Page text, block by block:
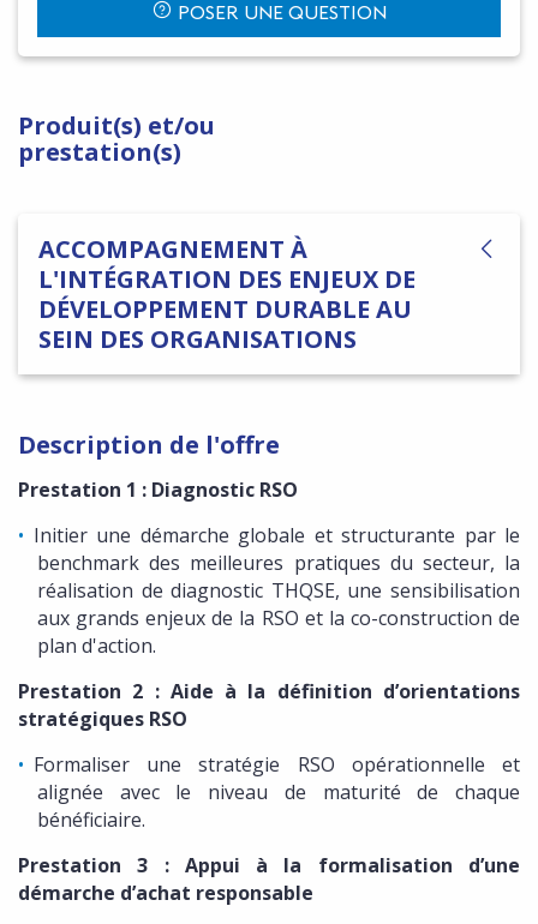
POSER UNE QUESTION
Produit(s) et/ou
prestation(s)
ACCOMPAGNEMENT À
L'INTÉGRATION DES ENJEUX DE
DÉVELOPPEMENT DURABLE AU
SEIN DES ORGANISATIONS
Description de l'offre
Prestation 1 : Diagnostic RSO
Initier une démarche globale et structurante par le
benchmark des meilleures pratiques du secteur, la
réalisation de diagnostic THQSE, une sensibilisation
aux grands enjeux de la RSO et la co-construction de
plan d'action.
Prestation 2 : Aide à la définition d’orientations
stratégiques RSO
Formaliser une stratégie RSO opérationnelle et
alignée avec le niveau de maturité de chaque
bénéficiaire.
Prestation 3 : Appui à la formalisation d’une
démarche d’achat responsable